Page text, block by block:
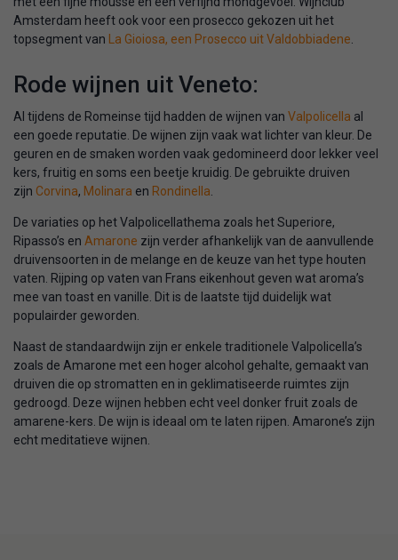
Amsterdam heeft ook voor een prosecco gekozen uit het
topsegment van La Gioiosa, een Prosecco uit Valdobbiadene
Rode wijnen uit Veneto:
Al tijdens de Romeinse tijd hadden de wijnen van Valpolicella al
een goede reputatie. De wijnen zijn vaak wat lichter van kleur. De
geuren en de smaken worden vaak gedomineerd door lekker veel
kers, fruitig en soms een beetje kruidig. De gebruikte druiven
zijn Corvina, Molinara en Rondinella
De variaties op het Valpolicellathema zoals het Superiore,
Ripasso’s en Amarone zijn verder afhankelijk van de aanvullende
druivensoorten in de melange en de keuze van het type houten
vaten. Rijping op vaten van Frans eikenhout geven wat aroma’s
mee van toast en vanille. Dit is de laatste tijd duidelijk wat
populairder geworden.
Naast de standaardwijn zijn er enkele traditionele Valpolicella’s
zoals de Amarone met een hoger alcohol gehalte, gemaakt van
druiven die op stromatten en in geklimatiseerde ruimtes zijn
gedroogd. Deze wijnen hebben echt veel donker fruit zoals de
amarene-kers. De wijn is ideaal om te laten rijpen. Amarone’s zijn
echt meditatieve wijnen.